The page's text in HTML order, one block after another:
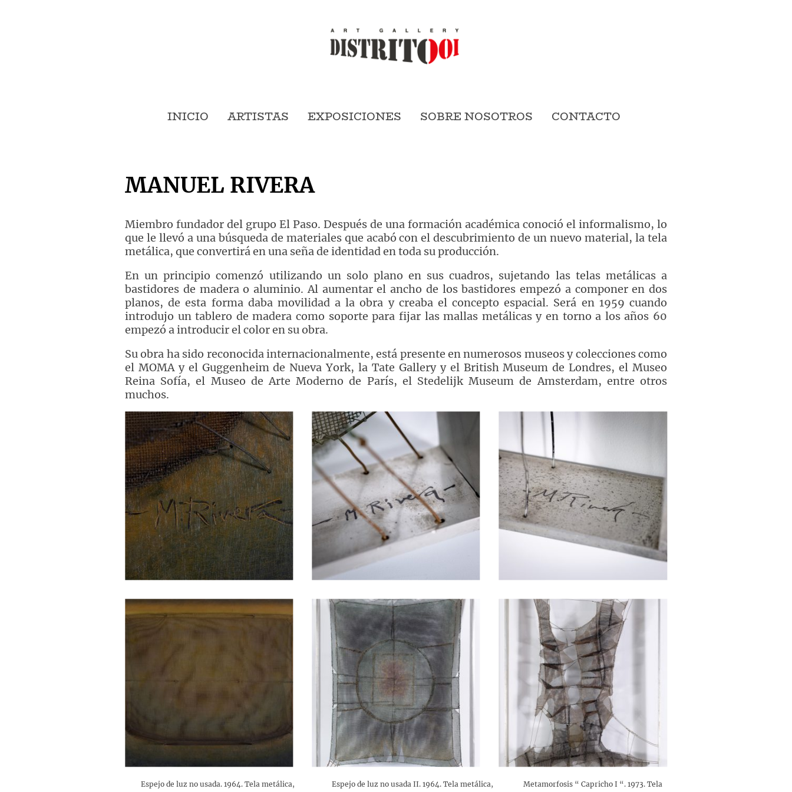
INICIO ARTISTAS EXPOSICIONES SOBRE NOSOTROS CONTACTO
MANUEL RIVERA
Miembro fundador del grupo El Paso. Después de una formación académica conoció el informalismo, lo
que le llevó a una búsqueda de materiales que acabó con el descubrimiento de un nuevo material, la tela
metálica, que convertirá en una seña de identidad en toda su producción.
En un principio comenzó utilizando un solo plano en sus cuadros, sujetando las telas metálicas a
bastidores de madera o aluminio. Al aumentar el ancho de los bastidores empezó a componer en dos
planos, de esta forma daba movilidad a la obra y creaba el concepto espacial. Será en 1959 cuando
introdujo un tablero de madera como soporte para fijar las mallas metálicas y en torno a los años 60
empezó a introducir el color en su obra.
Su obra ha sido reconocida internacionalmente, está presente en numerosos museos y colecciones como
el MOMA y el Guggenheim de Nueva York, la Tate Gallery y el British Museum de Londres, el Museo
Reina Sofía, el Museo de Arte Moderno de París, el Stedelijk Museum de Amsterdam, entre otros
muchos.
Espejo de luz no usada. 1964. Tela metálica, Espejo de luz no usada II. 1964. Tela metálica, Metamorfosis “ Capricho I “. 1973. Tela